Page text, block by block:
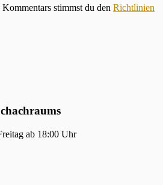
stimmst du den Richtlinien
ab 18:00 Uhr